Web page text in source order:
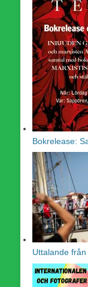
Bokrelease:
Uttalande